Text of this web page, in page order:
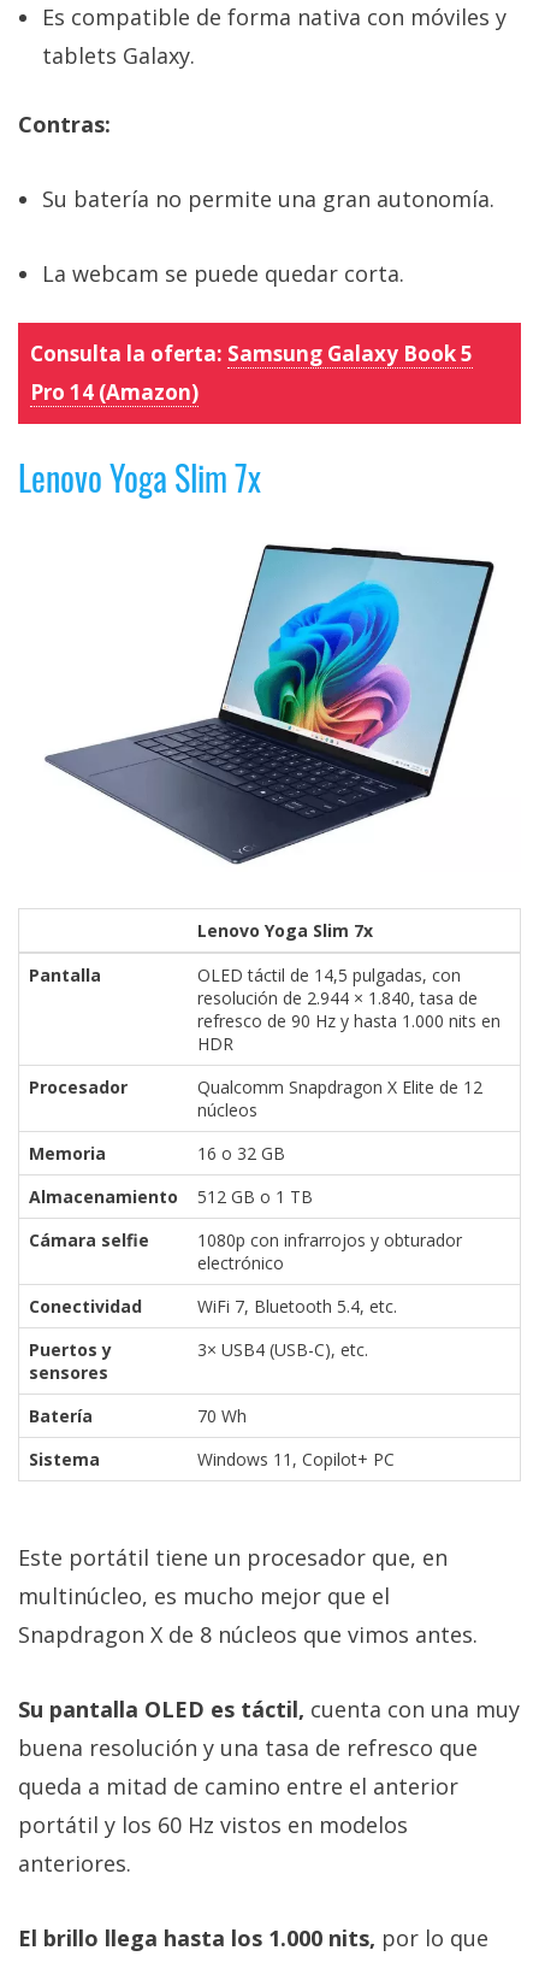
Es compatible de forma nativa con móviles y
tablets Galaxy.
Contras:
Su batería no permite una gran autonomía.
La webcam se puede quedar corta.
Consulta la oferta: Samsung Galaxy Book 5
Pro 14 (Amazon)
Lenovo Yoga Slim 7x
Lenovo Yoga Slim 7x
Pantalla
OLED táctil de 14,5 pulgadas, con
resolución de 2.944 × 1.840, tasa de
refresco de 90 Hz y hasta 1.000 nits en
HDR
Procesador
Qualcomm Snapdragon X Elite de 12
núcleos
Memoria
16 o 32 GB
Almacenamiento
512 GB o 1 TB
Cámara selfie
1080p con infrarrojos y obturador
electrónico
Conectividad
WiFi 7, Bluetooth 5.4, etc.
Puertos y
sensores
3× USB4 (USB-C), etc.
Batería
70 Wh
Sistema
Windows 11, Copilot+ PC
Este portátil tiene un procesador que, en
multinúcleo, es mucho mejor que el
Snapdragon X de 8 núcleos que vimos antes.
Su pantalla OLED es táctil, cuenta con una muy
buena resolución y una tasa de refresco que
queda a mitad de camino entre el anterior
portátil y los 60 Hz vistos en modelos
anteriores.
El brillo llega hasta los 1.000 nits, por lo que